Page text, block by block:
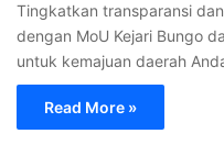
Tingkatkan transparansi
dengan MoU Kejari Bungo
untuk kemajuan daerah
Read More »